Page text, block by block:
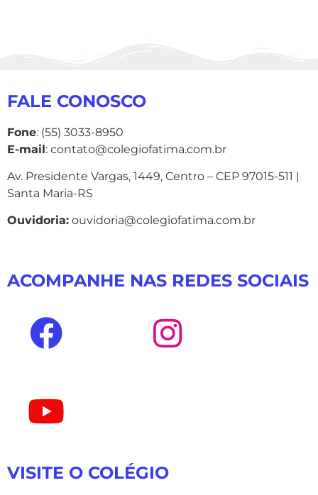
FALE CONOSCO
Fone: (55) 3033-8950
E-mail: contato@colegiofatima.com.br
Av. Presidente Vargas, 1449, Centro – CEP 97015-511 |
Santa Maria-RS
Ouvidoria: ouvidoria@colegiofatima.com.br
ACOMPANHE NAS REDES SOCIAIS
VISITE O COLÉGIO